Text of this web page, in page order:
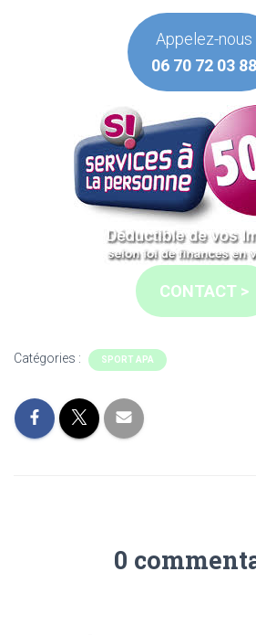
Appelez-nous
06 70 72 03 88
CONTACT >
Catégories : SPORT APA
0